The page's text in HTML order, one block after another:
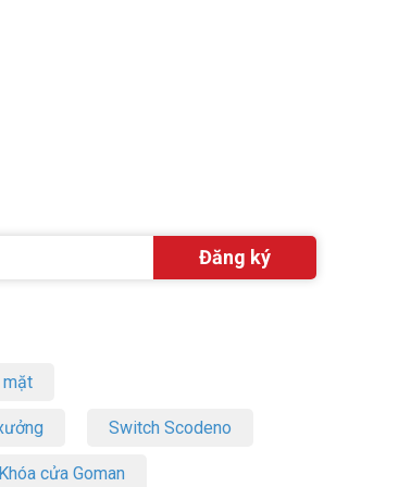
mặt
Switch Scodeno
Khóa cửa Goman